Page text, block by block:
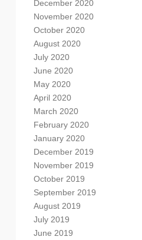
December 2020
November 2020
October 2020
August 2020
July 2020
June 2020
May 2020
April 2020
March 2020
February 2020
January 2020
December 2019
November 2019
October 2019
September 2019
August 2019
July 2019
June 2019